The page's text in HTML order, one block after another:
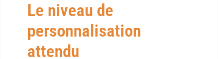
Le niveau de
personnalisation
attendu